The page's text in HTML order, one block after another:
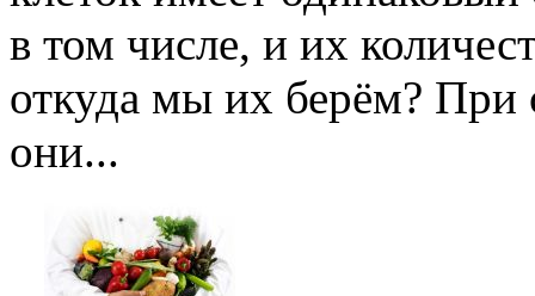
в том числе, и их
откуда мы их берём?
они...